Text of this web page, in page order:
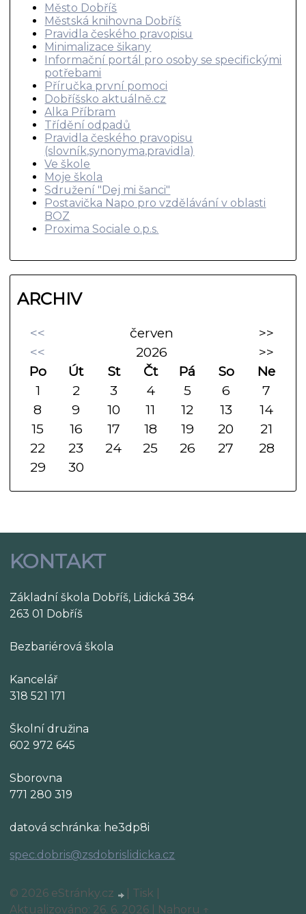
Město Dobříš
Městská knihovna Dobříš
Pravidla českého pravopisu
Minimalizace šikany
Informační portál pro osoby se specifickými
potřebami
Příručka první pomoci
Dobříšsko aktuálně.cz
Alka Příbram
Třídění odpadů
Pravidla českého pravopisu
(slovník,synonyma,pravidla)
Ve škole
Moje škola
Sdružení "Dej mi šanci"
Postavička Napo pro vzdělávání v oblasti
BOZ
Proxima Sociale o.p.s.
ARCHIV
<< červen
>>
<<
2026
>>
Po
Út St Čt Pá So
Ne
1
2 3 4 5 6
7
8
9 10 11 12 13
14
15
16 17 18 19 20
21
22
23 24 25 26 27
28
29
30
KONTAKT
Základní škola Dobříš, Lidická 384
263 01 Dobříš
Bezbariérová škola
Kancelář
318 521 171
Školní družina
602 972 645
Sborovna
771 280 319
datová schránka: he3dp8i
spec.dobris@zsdobrislidicka.cz
© 2026 eStránky.cz Tisk
Aktualizováno: 26. 6. 2026
Nahoru ↑